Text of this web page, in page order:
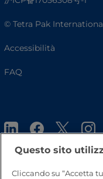
© Tetra Pak
Accessibilità
FAQ
Questo sito
Cliccando su “Accetta